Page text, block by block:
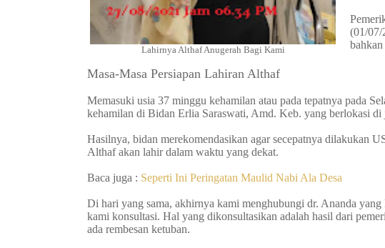
Lahirnya Althaf Anugerah Bagi Kami
(01/07/
Masa-Masa Persiapan Lahiran Althaf
Memasuki usia 37 minggu kehamilan atau pada tepatnya pada
kehamilan di Bidan Erlia Saraswati, Amd. Keb. yang berlokasi
Hasilnya, bidan merekomendasikan agar secepatnya dilakukan
Althaf akan lahir dalam waktu yang dekat.
Baca juga : Seperti Ini Peringatan Maulid Nabi Ala Desa
Di hari yang sama, akhirnya kami menghubungi dr. Ananda
kami konsultasi. Hal yang dikonsultasikan adalah hasil dari
ada rembesan ketuban.